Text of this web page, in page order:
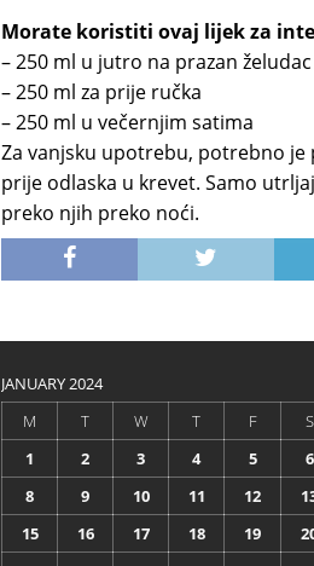
Morate koristiti ovaj lijek za
– 250 ml u jutro na prazan želudac
– 250 ml za prije ručka
– 250 ml u večernjim satima
Za vanjsku upotrebu, potrebno
prije odlaska u krevet. Samo
preko njih preko noći.
JANUARY 2024
M
T W T F S
1
2 3 4 5 6
8
9 10 11 12
15
16 17 18 19